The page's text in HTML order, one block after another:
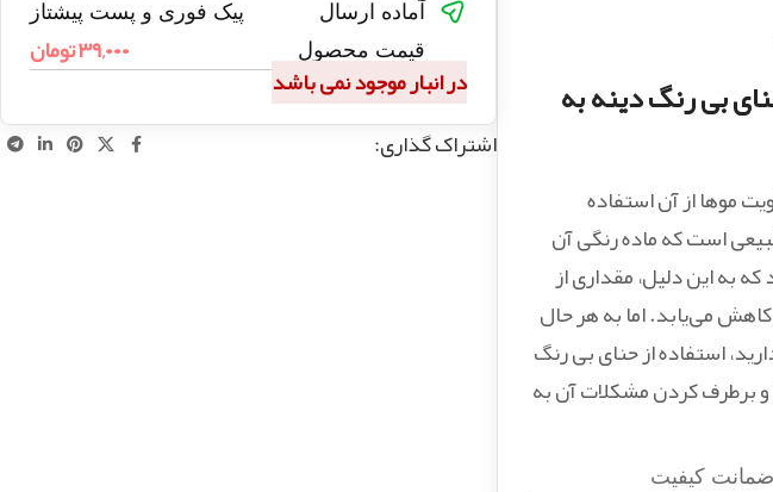
بی رنگ دینه به
موها از آن استفاده
است که ماده رنگی آن
به این دلیل، مقداری از
می‌یابد. اما به هر حال
استفاده از حنای بی رنگ
برطرف کردن مشکلات آن به
ضمانت کیفیت
آماده ارسال
پیک فوری و پست پیشتاز
قیمت محصول
۳۹,۰۰۰تومان
در انبار موجود نمی باشد
اشتراک گذاری: